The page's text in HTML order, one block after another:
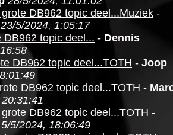
DB962 topic deel...Muziek -
23/5/2024, 1:05:17
DB962 topic deel... - Dennis
DB962 topic deel...TOTH - Joop
DB962 topic deel...TOTH -
DB962 topic deel...TOTH -
5/5/2024, 18:06:49